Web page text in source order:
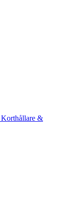
Korthållare &